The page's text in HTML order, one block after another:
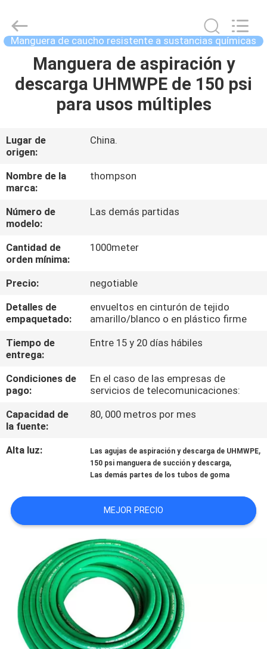
HOGAR
PRODUCTOS
SOBRE
NOSOTROS
VIAJE
DE
LA
FÁBRICA
DE
CALIDAD
ÉNTRENOS
EN
CONTACTO
CON
PIDA
UNA
MAPA
DEL
SITIO
sustancias
químicas
Supplier.
All
Reserved.
Developed
Manguera de caucho resistente a sustancias químicas
Manguera de aspiración y
descarga UHMWPE de 150 psi
para usos múltiples
Lugar de
origen:
China.
Nombre de la
marca:
thompson
Número de
modelo:
Las demás partidas
Cantidad de
orden mínima:
1000meter
Precio:
negotiable
Detalles de
empaquetado:
envueltos en cinturón de tejido
amarillo/blanco o en plástico firme
Tiempo de
entrega:
Entre 15 y 20 días hábiles
Condiciones de
pago:
En el caso de las empresas de
servicios de telecomunicaciones:
Capacidad de
la fuente:
80, 000 metros por mes
Alta luz: Las agujas de aspiración y descarga de UHMWPE,
150 psi manguera de succión y descarga,
Las demás partes de los tubos de goma
MEJOR PRECIO